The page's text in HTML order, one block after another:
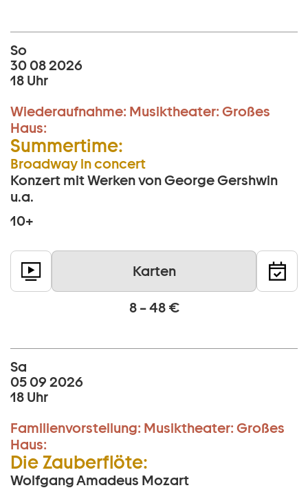
So
30 08 2026
18 Uhr
Wiederaufnahme: Musiktheater: Großes
Haus:
Summertime:
Broadway in concert
Konzert mit Werken von George Gershwin
u.a.
10+
Karten
8 – 48 €
Sa
05 09 2026
18 Uhr
Familienvorstellung: Musiktheater: Großes
Haus:
Die Zauberflöte:
Wolfgang Amadeus Mozart